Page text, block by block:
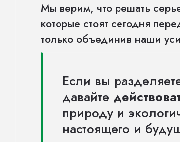
Мы верим, что решать
которые стоят сегодня
только объединив наши
Если вы
давайте
природу и
настоящего и